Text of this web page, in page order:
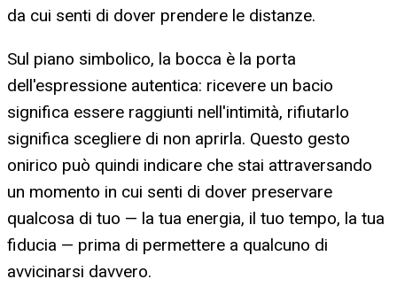
da cui senti di dover prendere le distanze.
Sul piano simbolico, la bocca è la porta
dell'espressione autentica: ricevere un bacio
significa essere raggiunti nell'intimità, rifiutarlo
significa scegliere di non aprirla. Questo gesto
onirico può quindi indicare che stai attraversando
un momento in cui senti di dover preservare
qualcosa di tuo — la tua energia, il tuo tempo, la tua
fiducia — prima di permettere a qualcuno di
avvicinarsi davvero.